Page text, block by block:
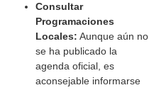
Consultar
Programaciones
Locales: Aunque aún no
se ha publicado la
agenda oficial, es
aconsejable informarse